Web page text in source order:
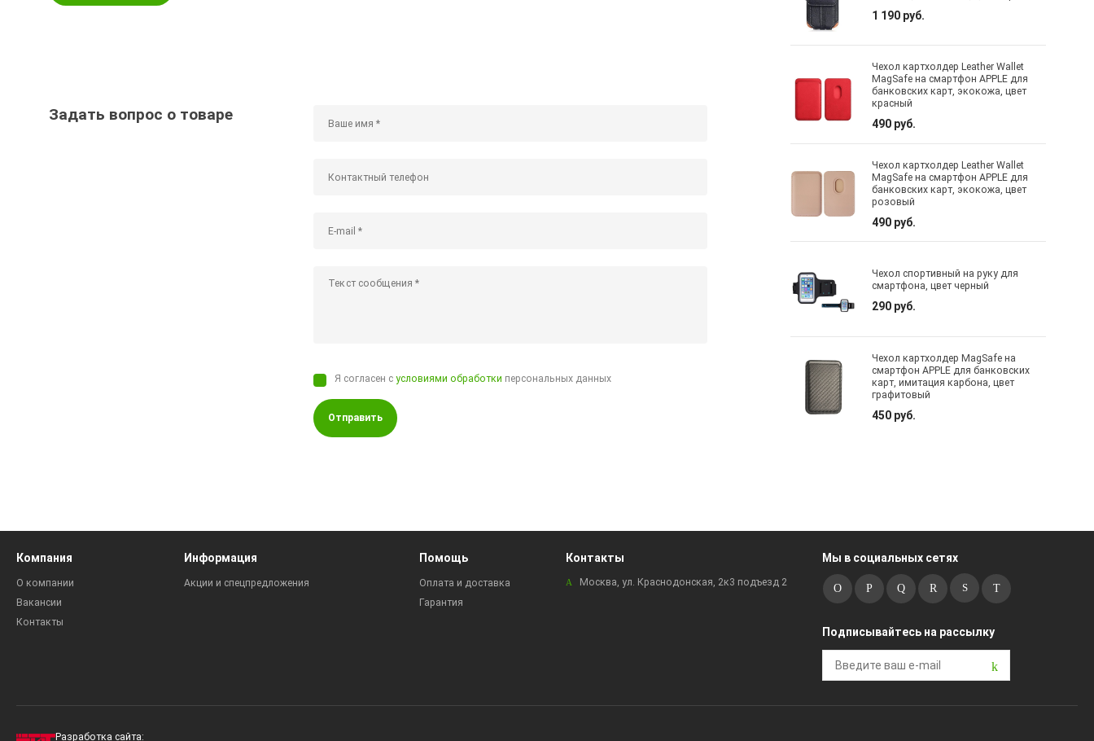
Задать вопрос о товаре
Я согласен сусловиями обработки персональных данных
Отправить
1 190 руб.
Чехол картхолдер Leather Wallet
MagSafe на смартфон APPLE для
банковских карт, экокожа, цвет
красный
490 руб.
Чехол картхолдер Leather Wallet
MagSafe на смартфон APPLE для
банковских карт, экокожа, цвет
розовый
490 руб.
Чехол спортивный на руку для
смартфона, цвет черный
290 руб.
Чехол картхолдер MagSafe на
смартфон APPLE для банковских
карт, имитация карбона, цвет
графитовый
450 руб.
Компания
О компании
Вакансии
Контакты
Информация
Акции и спецпредложения
Помощь
Оплата и доставка
Гарантия
Контакты
Москва, ул. Краснодонская, 2к3 подъезд 2
Мы в социальных сетях
Подписывайтесь на рассылку
Разработка сайта: